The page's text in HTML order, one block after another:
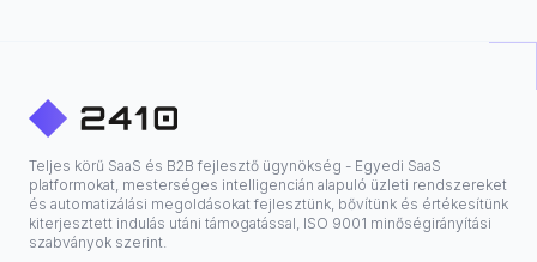
Teljes körű SaaS és B2B fejlesztő ügynökség - Egyedi SaaS
platformokat, mesterséges intelligencián alapuló üzleti rendszereket
és automatizálási megoldásokat fejlesztünk, bővítünk és értékesítünk
kiterjesztett indulás utáni támogatással, ISO 9001 minőségirányítási
szabványok szerint.